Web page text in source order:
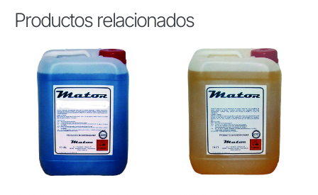
Productos relacionados